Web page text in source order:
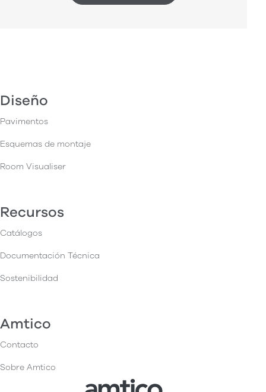
Diseño
Pavimentos
Esquemas de montaje
Room Visualiser
Recursos
Catálogos
Documentación Técnica
Sostenibilidad
Amtico
Contacto
Sobre Amtico